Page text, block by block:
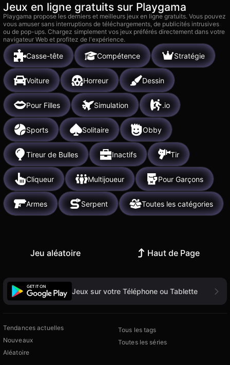
Jeux en ligne gratuits sur Playgama
Playgama propose les derniers et meilleurs jeux en ligne gratuits. Vous pouvez
vous amuser sans interruptions de téléchargements, de publicités intrusives
ou de pop-ups. Chargez simplement vos jeux préférés directement dans votre
navigateur Web et profitez de l'expérience.
Casse-tête Compétence Stratégie
Voiture Horreur Dessin
Pour Filles Simulation .io
Sports Solitaire Obby
Tireur de Bulles Inactifs Tir
Cliqueur Multijoueur Pour Garçons
Armes Serpent Toutes les catégories
Jeu aléatoire Haut de Page
Jeux sur votre Téléphone ou Tablette
Tendances actuelles
Nouveaux
Aléatoire
Tous les tags
Toutes les séries